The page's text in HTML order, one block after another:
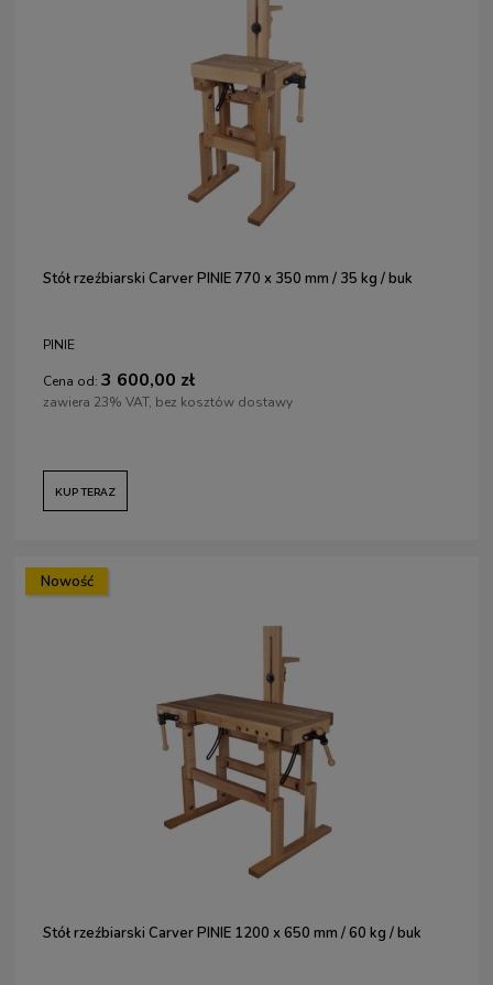
Stół rzeźbiarski Carver PINIE 770 x 350 mm / 35 kg / buk
PINIE
Cena od: 3 600,00 zł
zawiera 23% VAT, bez kosztów dostawy
KUP TERAZ
Stół rzeźbiarski Carver PINIE 1200 x 650 mm / 60 kg / buk
Nowość